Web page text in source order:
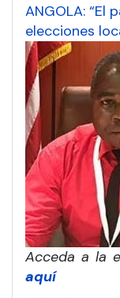
ANGOLA: “El
elecciones
Acceda a la
aquí